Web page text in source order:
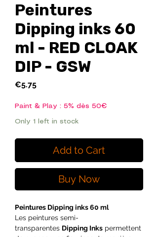
Peintures
Dipping inks 60
ml - RED CLOAK
DIP - GSW
€5.75Price
Paint & Play : 5% dès 50€
Only 1 left in stock
Add to Cart
Buy Now
Peintures Dipping inks 60 ml
Les peintures semi-
transparentes Dipping Inks permettent